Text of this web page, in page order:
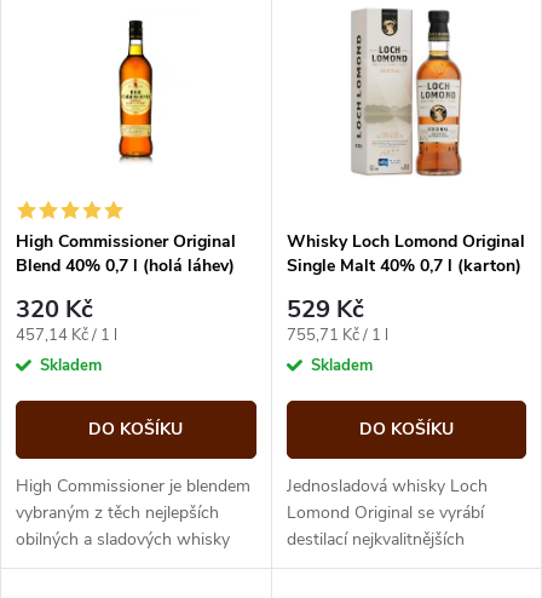
í
p
r
o
d
u
k
s
p
r
o
d
u
High Commissioner Original
Blend 40% 0,7 l (holá láhev)
320 Kč
Měrná
cena:
457,14 Kč / 1 l
Skladem
DO KOŠÍKU
High Commissioner je blendem
vybraným z těch nejlepších
obilných a sladových whisky
skupiny Loch Lomond. Má chuť
Whisky Loch Lomond Original
Single Malt 40% 0,7 l (karton)
529 Kč
Měrná
cena:
755,71 Kč / 1 l
Skladem
DO KOŠÍKU
Jednosladová whisky Loch
Lomond Original se vyrábí
destilací nejkvalitnějších
skotských ingrediencí. Následně